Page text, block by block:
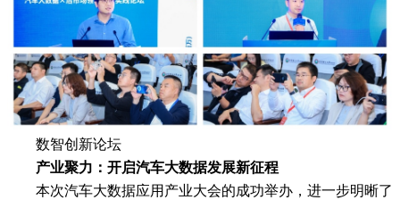
数智创新论坛
产业聚力：开启汽车大数据发展新征程
本次汽车大数据应用产业大会的成功举办，进一步明晰了